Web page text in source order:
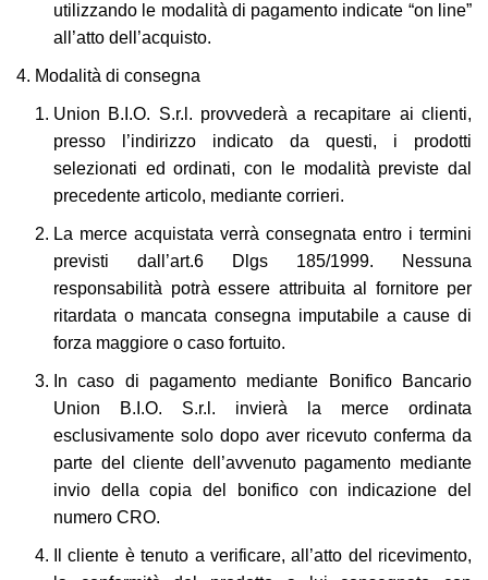
utilizzando le modalità di pagamento indicate “on line”
all’atto dell’acquisto.
Modalità di consegna
Union B.I.O. S.r.l. provvederà a recapitare ai clienti,
presso l’indirizzo indicato da questi, i prodotti
selezionati ed ordinati, con le modalità previste dal
precedente articolo, mediante corrieri.
La merce acquistata verrà consegnata entro i termini
previsti dall’art.6 Dlgs 185/1999. Nessuna
responsabilità potrà essere attribuita al fornitore per
ritardata o mancata consegna imputabile a cause di
forza maggiore o caso fortuito.
In caso di pagamento mediante Bonifico Bancario
Union B.I.O. S.r.l. invierà la merce ordinata
esclusivamente solo dopo aver ricevuto conferma da
parte del cliente dell’avvenuto pagamento mediante
invio della copia del bonifico con indicazione del
numero CRO.
Il cliente è tenuto a verificare, all’atto del ricevimento,